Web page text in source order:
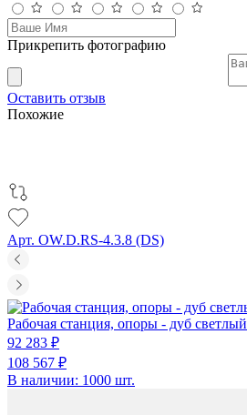
Прикрепить фотографию
Оставить отзыв
Похожие
Арт. OW.D.RS-4.3.8 (DS)
Рабочая станция, опоры - дуб светлый
92 283 ₽
108 567 ₽
В наличии: 1000 шт.